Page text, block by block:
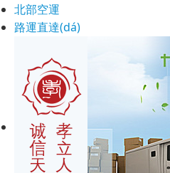
北部空運
路運直達(dá)